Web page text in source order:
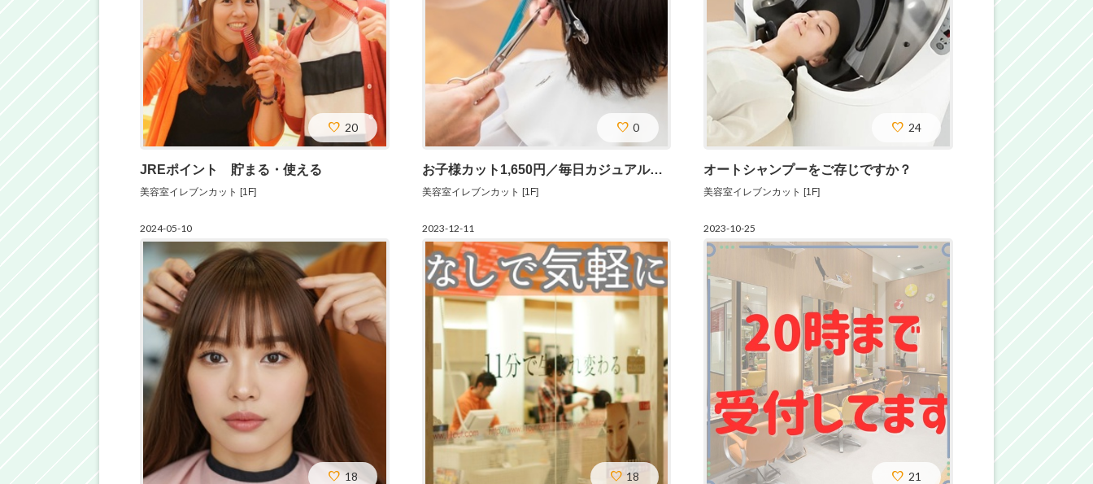
JREポイント 貯まる・使える
美容室イレブンカット [1F]
20
お子様カット1,650円／毎日カジュアルプライス
美容室イレブンカット [1F]
0
オートシャンプーをご存じですか？
美容室イレブンカット [1F]
24
2024-05-10
18
2023-12-11
18
2023-10-25
21